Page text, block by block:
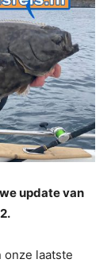
update van
laatste